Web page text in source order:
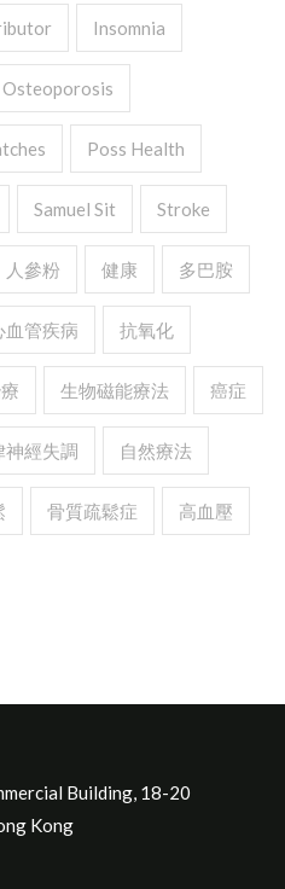
Insomnia
Osteoporosis
Poss Health
Samuel Sit Stroke
人參粉 健康 多巴胺
血管疾病 抗氧化
生物磁能療法 癌症
神經失調 自然療法
骨質疏鬆症 高血壓
Building, 18-20
Kong